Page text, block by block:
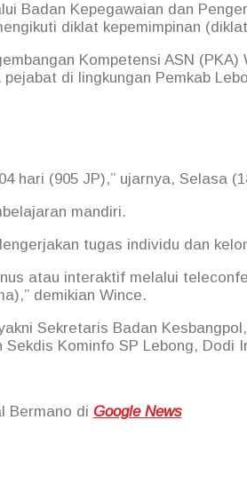
Badan Kepegawaian dan
diklat kepemimpinan
Kompetensi ASN
di lingkungan Pemkab
hari (905 JP),” ujarnya, Selasa
mandiri.
tugas individu dan
atau interaktif melalui
demikian Wince.
Sekretaris Badan
Sekdis Kominfo SP Lebong, Dodi
Bermano di Google News